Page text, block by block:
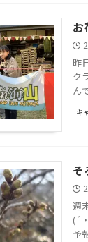
お
昨
ク
ん
キ
そ
週
(´
予